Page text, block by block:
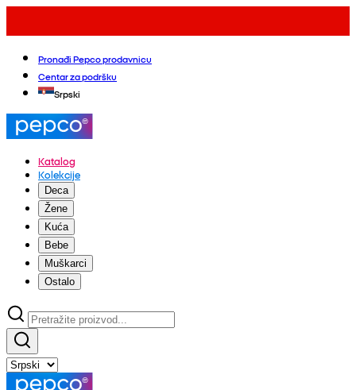
Pronađi Pepco prodavnicu
Centar za podršku
Srpski
Katalog
Kolekcije
Deca
Žene
Kuća
Bebe
Muškarci
Ostalo